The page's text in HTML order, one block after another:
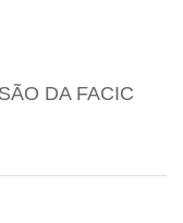
DA FACIC